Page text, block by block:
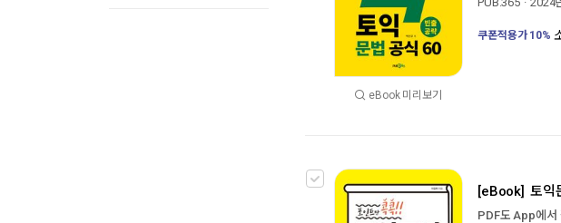
eBook 미리보기
쿠폰적용가10%
[eBook] 토익
PDF도 App에서